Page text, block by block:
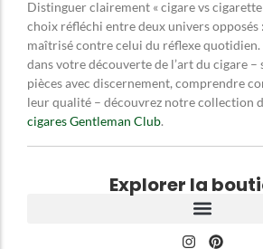
Distinguer clairement « cigare vs cigarette
choix réfléchi entre deux univers
maîtrisé contre celui du réflexe
dans votre découverte de l’art du cigare
pièces avec discernement, comprendre
leur qualité – découvrez notre collection
cigares Gentleman Club.
Explorer la